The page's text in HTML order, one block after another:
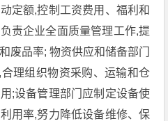
定额,控制工资费用、福利和
责企业全面质量管理工作,提
废品率; 物资供应和储备部门
理组织物资采购、运输和仓
;设备管理部门应制定设备使
用率,努力降低设备维修、保